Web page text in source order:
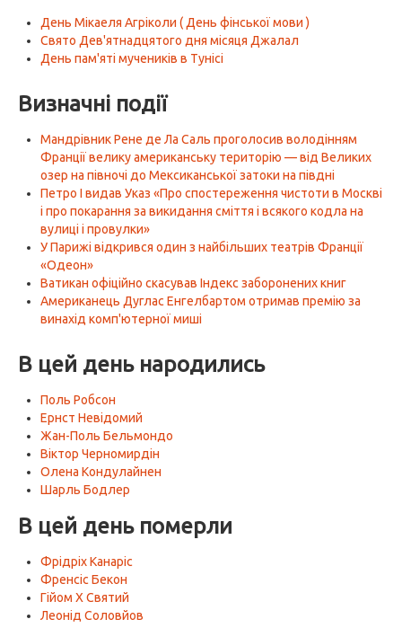
День Мікаеля Агріколи ( День фінської мови )
Свято Дев'ятнадцятого дня місяця Джалал
День пам'яті мучеників в Тунісі
Визначні події
Мандрівник Рене де Ла Саль проголосив володінням
Франції велику американську територію — від Великих
озер на півночі до Мексиканської затоки на півдні
Петро I видав Указ «Про спостереження чистоти в Москві
і про покарання за викидання сміття і всякого кодла на
вулиці і провулки»
У Парижі відкрився один з найбільших театрів Франції
«Одеон»
Ватикан офіційно скасував Індекс заборонених книг
Американець Дуглас Енгелбартом отримав премію за
винахід комп'ютерної миші
В цей день народились
Поль Робсон
Ернст Невідомий
Жан-Поль Бельмондо
Віктор Черномирдін
Олена Кондулайнен
Шарль Бодлер
В цей день померли
Фрідріх Канаріс
Френсіс Бекон
Гійом X Святий
Леонід Соловйов